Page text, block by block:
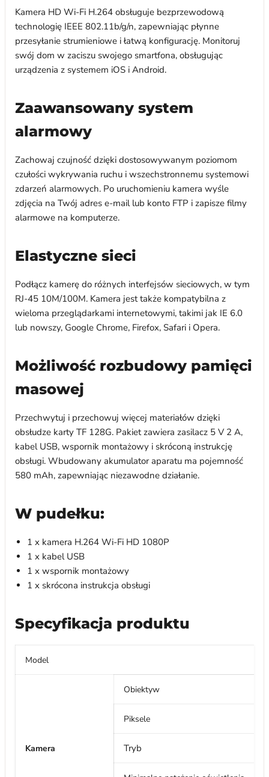
Kamera HD Wi-Fi H.264 obsługuje bezprzewodową
technologię IEEE 802.11b/g/n, zapewniając płynne
przesyłanie strumieniowe i łatwą konfigurację. Monitoruj
swój dom w zaciszu swojego smartfona, obsługując
urządzenia z systemem iOS i Android.
Zaawansowany system
alarmowy
Zachowaj czujność dzięki dostosowywanym poziomom
czułości wykrywania ruchu i wszechstronnemu systemowi
zdarzeń alarmowych. Po uruchomieniu kamera wyśle ​​
zdjęcia na Twój adres e-mail lub konto FTP i zapisze filmy
alarmowe na komputerze.
Elastyczne sieci
Podłącz kamerę do różnych interfejsów sieciowych, w tym
RJ-45 10M/100M. Kamera jest także kompatybilna z
wieloma przeglądarkami internetowymi, takimi jak IE 6.0
lub nowszy, Google Chrome, Firefox, Safari i Opera.
Możliwość rozbudowy pamięci
masowej
Przechwytuj i przechowuj więcej materiałów dzięki
obsłudze karty TF 128G. Pakiet zawiera zasilacz 5 V 2 A,
kabel USB, wspornik montażowy i skróconą instrukcję
obsługi. Wbudowany akumulator aparatu ma pojemność
580 mAh, zapewniając niezawodne działanie.
W pudełku:
1 x kamera H.264 Wi-Fi HD 1080P
1 x kabel USB
1 x wspornik montażowy
1 x skrócona instrukcja obsługi
Specyfikacja produktu
Model
Kamera
Obiektyw
Piksele
Tryb